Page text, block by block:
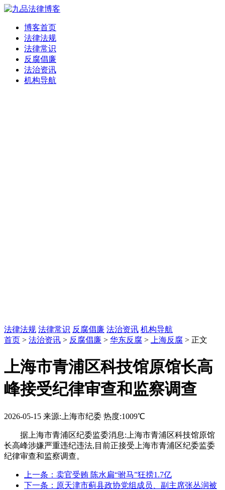
博客首页
法律法规
法律常识
反腐倡廉
法治资讯
机构导航
法律法规 法律常识 反腐倡廉 法治资讯 机构导航
首页 > 法治资讯 > 反腐倡廉 > 华东反腐 > 上海反腐 > 正文
上海市青浦区科技馆原馆长高
峰接受纪律审查和监察调查
2026-05-15 来源:上海市纪委 热度:1009℃
据上海市青浦区纪委监委消息:上海市青浦区科技馆原馆
长高峰涉嫌严重违纪违法,目前正接受上海市青浦区纪委监委
纪律审查和监察调查。
上一条：卖官受贿 陈水扁“驸马”狂捞1.7亿
下一条：原天津市蓟县政协党组成员、副主席张丛润被